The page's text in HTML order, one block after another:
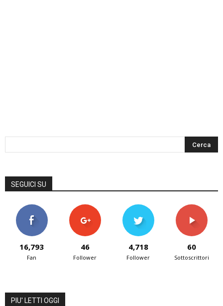
SEGUICI SU
16,793
Fan
46
Follower
4,718
Follower
60
Sottoscrittori
PIU' LETTI OGGI